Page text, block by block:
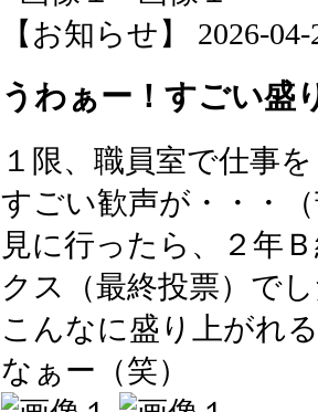
【お知らせ】 2026-
うわぁー！すごい盛
１限、職員室で仕事
すごい歓声が・・・
見に行ったら、２年
クス（最終投票）で
こんなに盛り上がれ
なぁー（笑）